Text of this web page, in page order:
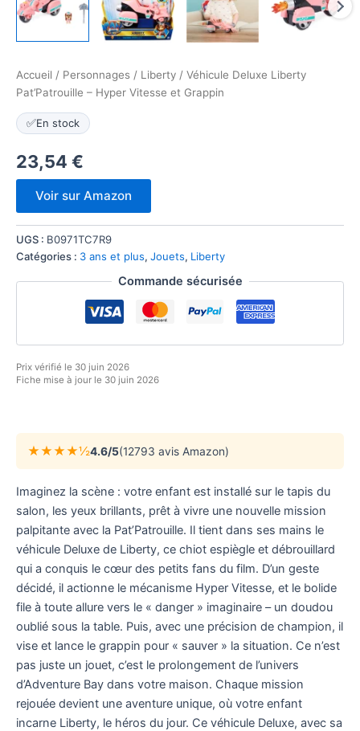
Accueil / Personnages / Liberty / Véhicule Deluxe Liberty
Pat’Patrouille – Hyper Vitesse et Grappin
✅En stock
23,54 €
Voir sur Amazon
UGS : B0971TC7R9
Catégories : 3 ans et plus, Jouets, Liberty
Commande sécurisée
Prix vérifié le 30 juin 2026
Fiche mise à jour le 30 juin 2026
★★★★½4.6/5(12793 avis Amazon)
Imaginez la scène : votre enfant est installé sur le tapis du
salon, les yeux brillants, prêt à vivre une nouvelle mission
palpitante avec la Pat’Patrouille. Il tient dans ses mains le
véhicule Deluxe de Liberty, ce chiot espiègle et débrouillard
qui a conquis le cœur des petits fans du film. D’un geste
décidé, il actionne le mécanisme Hyper Vitesse, et le bolide
file à toute allure vers le « danger » imaginaire – un doudou
oublié sous la table. Puis, avec une précision de champion, il
vise et lance le grappin pour « sauver » la situation. Ce n’est
pas juste un jouet, c’est le prolongement de l’univers
d’Adventure Bay dans votre maison. Chaque mission
rejouée devient une aventure unique, où votre enfant
incarne Liberty, le héros du jour. Ce véhicule Deluxe, avec sa